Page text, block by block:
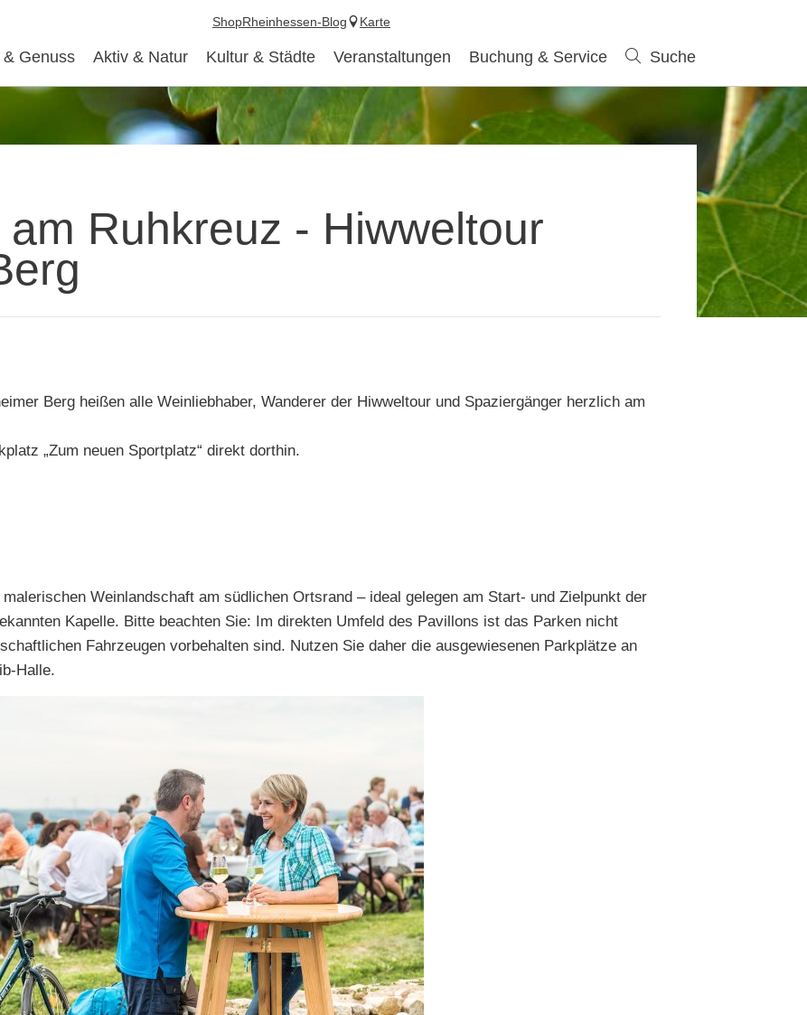
Genuss Aktiv & Natur Kultur & Städte Veranstaltungen Buchung & Service Suche
ShopRheinhessen-Blog Karte
Ruhkreuz - Hiwweltour
Berg heißen alle Weinliebhaber, Wanderer der Hiwweltour und Spaziergänger herzlich am
„Zum neuen Sportplatz“ direkt dorthin.
Weinlandschaft am südlichen Ortsrand – ideal gelegen am Start- und Zielpunkt der
Kapelle. Bitte beachten Sie: Im direkten Umfeld des Pavillons ist das Parken nicht
Fahrzeugen vorbehalten sind. Nutzen Sie daher die ausgewiesenen Parkplätze an
Halle.